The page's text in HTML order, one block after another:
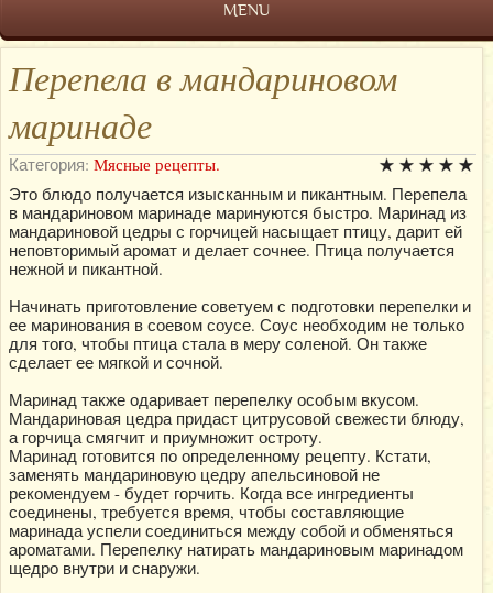
MENU
Перепела в мандариновом
маринаде
Категория: Мясные рецепты.
Это блюдо получается изысканным и пикантным. Перепела
в мандариновом маринаде маринуются быстро. Маринад из
мандариновой цедры с горчицей насыщает птицу, дарит ей
неповторимый аромат и делает сочнее. Птица получается
нежной и пикантной.
Начинать приготовление советуем с подготовки перепелки и
ее маринования в соевом соусе. Соус необходим не только
для того, чтобы птица стала в меру соленой. Он также
сделает ее мягкой и сочной.
Маринад также одаривает перепелку особым вкусом.
Мандариновая цедра придаст цитрусовой свежести блюду,
а горчица смягчит и приумножит остроту.
Маринад готовится по определенному рецепту. Кстати,
заменять мандариновую цедру апельсиновой не
рекомендуем - будет горчить. Когда все ингредиенты
соединены, требуется время, чтобы составляющие
маринада успели соединиться между собой и обменяться
ароматами. Перепелку натирать мандариновым маринадом
щедро внутри и снаружи.